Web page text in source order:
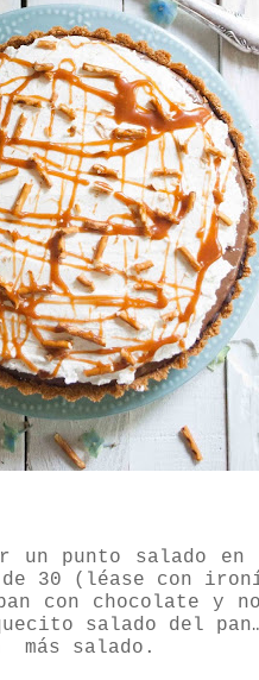
un punto salado
de 30 (léase con
con chocolate y
salado del
más salado.